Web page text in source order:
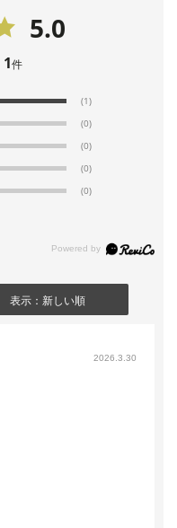
5.0
1件
(1)
(0)
(0)
(0)
(0)
表示：新しい順
2026.3.30